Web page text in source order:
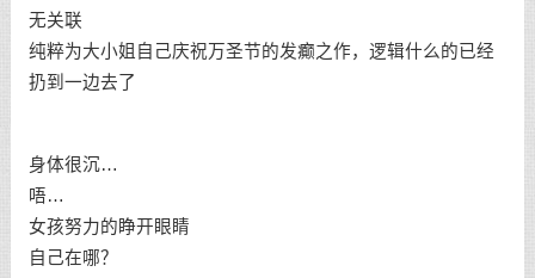
无关联
纯粹为大小姐自己庆祝万圣节的发癫之作，逻辑什么的已经
扔到一边去了
身体很沉…
唔…
女孩努力的睁开眼睛
自己在哪？